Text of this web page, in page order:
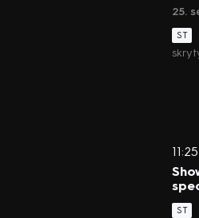
25.
ST
11:25
ST